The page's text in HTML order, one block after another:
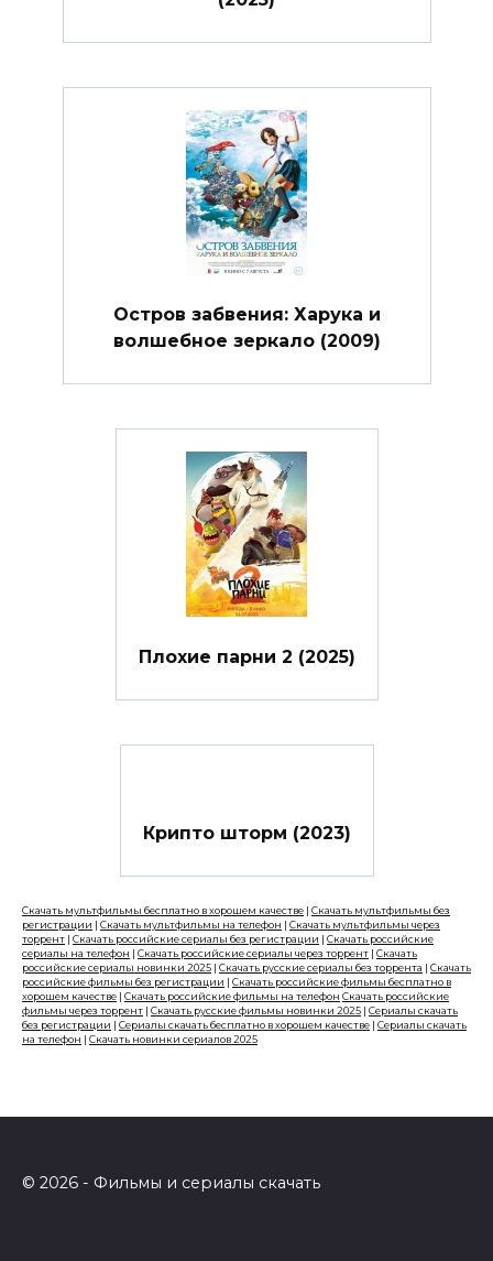
Остров забвения: Харука и
волшебное зеркало (2009)
Плохие парни 2 (2025)
Крипто шторм (2023)
Скачать мультфильмы бесплатно в хорошем качестве | Скачать мультфильмы без
регистрации | Скачать мультфильмы на телефон | Скачать мультфильмы через
торрент | Скачать российские сериалы без регистрации | Скачать российские
сериалы на телефон | Скачать российские сериалы через торрент | Скачать
российские сериалы новинки 2025 | Скачать русские сериалы без торрента | Скачать
российские фильмы без регистрации | Скачать российские фильмы бесплатно в
хорошем качестве | Скачать российские фильмы на телефон Скачать российские
фильмы через торрент | Скачать русские фильмы новинки 2025 | Сериалы скачать
без регистрации | Сериалы скачать бесплатно в хорошем качестве | Сериалы скачать
на телефон | Скачать новинки сериалов 2025
© 2026 - Фильмы и сериалы скачать